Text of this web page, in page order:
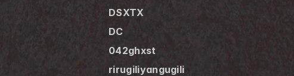
DSXTX
DC
042ghxst
rirugiliyangugili